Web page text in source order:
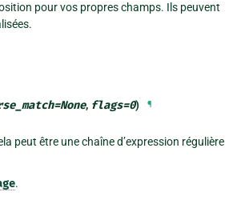
pour vos propres champs. Ils peuvent
=None, flags=0) ¶
peut être une chaîne d’expression régulière
.